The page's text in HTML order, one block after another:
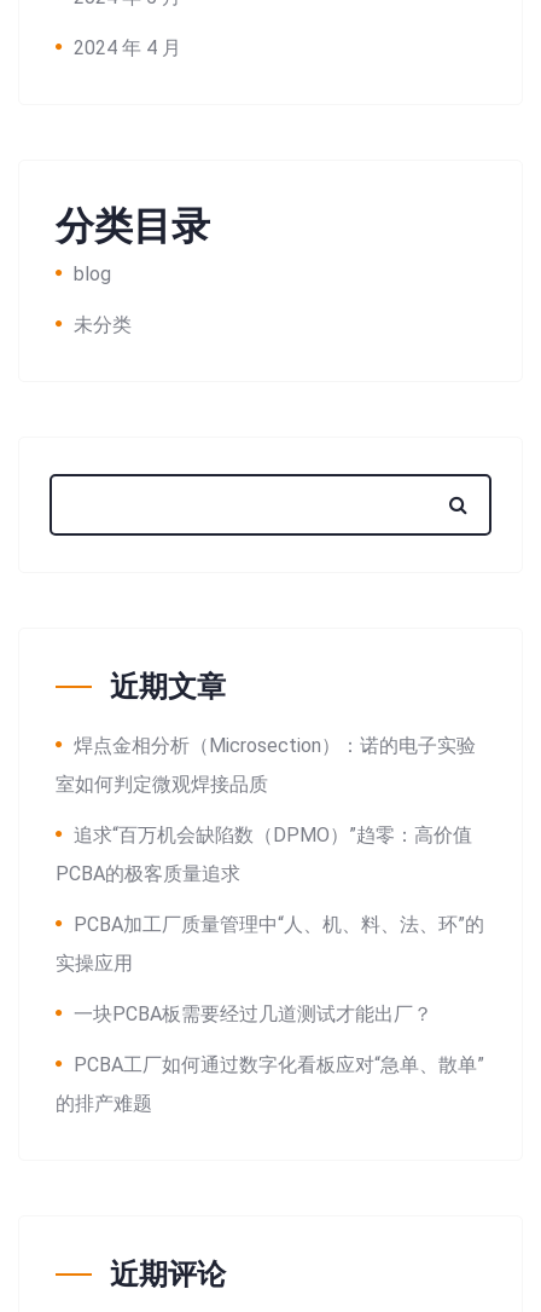
2024 年 4 月
分类目录
blog
未分类
近期文章
焊点金相分析（Microsection）：诺的电子实验
室如何判定微观焊接品质
追求“百万机会缺陷数（DPMO）”趋零：高价值
PCBA的极客质量追求
PCBA加工厂质量管理中“人、机、料、法、环”的
实操应用
一块PCBA板需要经过几道测试才能出厂？
PCBA工厂如何通过数字化看板应对“急单、散单”
的排产难题
近期评论